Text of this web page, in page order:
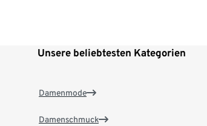
Unsere beliebtesten Kategorien
Damenmode
Damenschmuck